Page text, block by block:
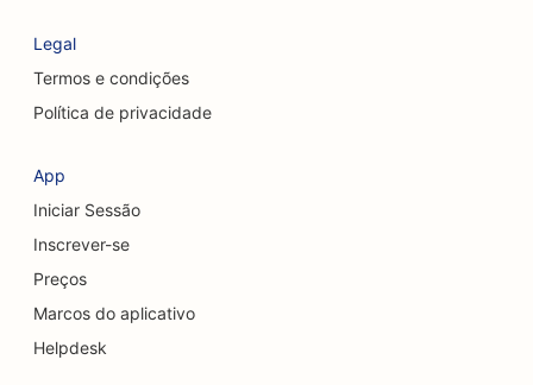
SEO para empresas de consultoria
SEO para cirurgiões cosméticos
SEO para serviços de câmbio de moedas
SEO para cooperativas de crédito
SEO para lojas de cupcakes
Legal
Termos e condições
Política de privacidade
App
Iniciar Sessão
Inscrever-se
Preços
Marcos do aplicativo
Helpdesk